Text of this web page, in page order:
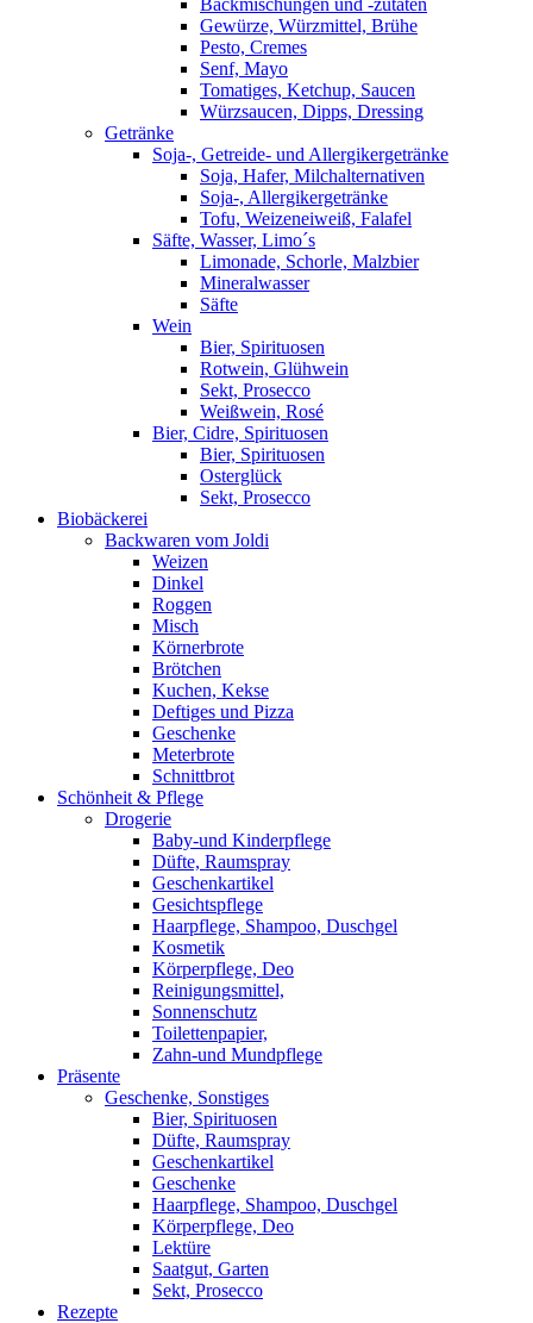
Backmischungen und -zutaten
Gewürze, Würzmittel, Brühe
Pesto, Cremes
Senf, Mayo
Tomatiges, Ketchup, Saucen
Würzsaucen, Dipps, Dressing
Getränke
Soja-, Getreide- und Allergikergetränke
Soja, Hafer, Milchalternativen
Soja-, Allergikergetränke
Tofu, Weizeneiweiß, Falafel
Säfte, Wasser, Limo´s
Limonade, Schorle, Malzbier
Mineralwasser
Säfte
Wein
Bier, Spirituosen
Rotwein, Glühwein
Sekt, Prosecco
Weißwein, Rosé
Bier, Cidre, Spirituosen
Bier, Spirituosen
Osterglück
Sekt, Prosecco
Biobäckerei
Backwaren vom Joldi
Weizen
Dinkel
Roggen
Misch
Körnerbrote
Brötchen
Kuchen, Kekse
Deftiges und Pizza
Geschenke
Meterbrote
Schnittbrot
Schönheit & Pflege
Drogerie
Baby-und Kinderpflege
Düfte, Raumspray
Geschenkartikel
Gesichtspflege
Haarpflege, Shampoo, Duschgel
Kosmetik
Körperpflege, Deo
Reinigungsmittel,
Sonnenschutz
Toilettenpapier,
Zahn-und Mundpflege
Präsente
Geschenke, Sonstiges
Bier, Spirituosen
Düfte, Raumspray
Geschenkartikel
Geschenke
Haarpflege, Shampoo, Duschgel
Körperpflege, Deo
Lektüre
Saatgut, Garten
Sekt, Prosecco
Rezepte